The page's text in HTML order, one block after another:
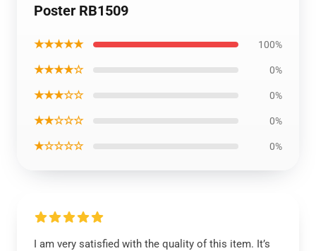
Poster RB1509
★★★★★ 100%
★★★★☆ 0%
★★★☆☆ 0%
★★☆☆☆ 0%
★☆☆☆☆ 0%
I am very satisfied with the quality of this item. It’s